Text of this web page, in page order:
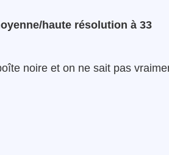
haute résolution à 33
noire et on ne sait pas